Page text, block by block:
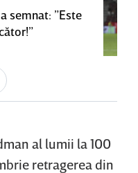
semnat: ”Este
al lumii la 100
retragerea din